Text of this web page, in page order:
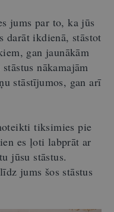
jums par to, ka jūs
darāt ikdienā, stāstot
gan jaunākām
nākamajām
stāstījumos, gan arī
tiksimies pie
es ļoti labprāt ar
jūsu stāstus.
jums šos stāstus